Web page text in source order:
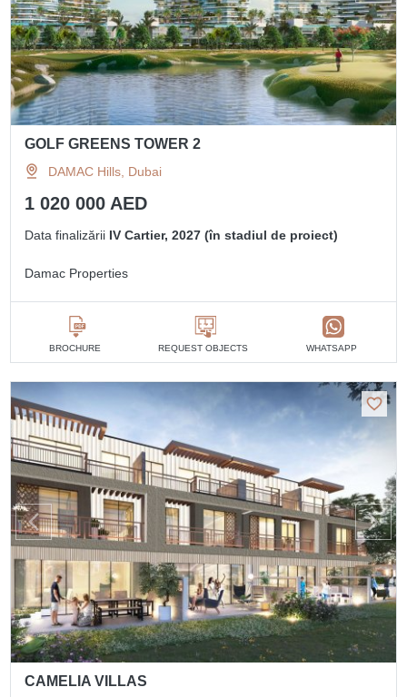
GOLF GREENS TOWER 2
DAMAC Hills, Dubai
1 020 000 AED
Data finalizării IV Cartier, 2027 (în stadiul de proiect)
Damac Properties
BROCHURE REQUEST OBJECTS WHATSAPP
CAMELIA VILLAS